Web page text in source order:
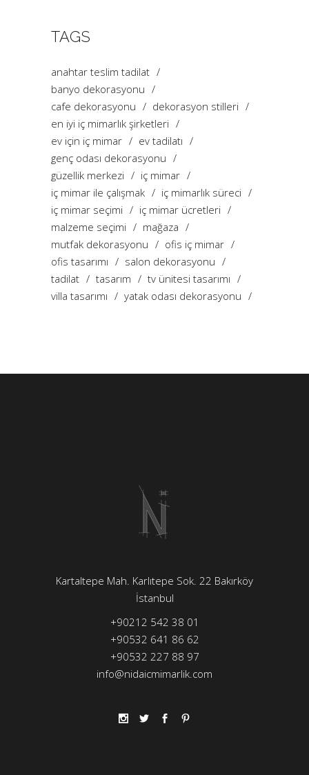
TAGS
anahtar teslim tadilat
banyo dekorasyonu
cafe dekorasyonu
dekorasyon stilleri
en iyi iç mimarlık şirketleri
ev için iç mimar
ev tadilatı
genç odası dekorasyonu
güzellik merkezi
iç mimar
iç mimar ile çalışmak
iç mimarlık süreci
iç mimar seçimi
iç mimar ücretleri
malzeme seçimi
mağaza
mutfak dekorasyonu
ofis iç mimar
ofis tasarımı
salon dekorasyonu
tadilat
tasarım
tv ünitesi tasarımı
villa tasarımı
yatak odası dekorasyonu
Kartaltepe Mah. Karlıtepe Sok. 22 Bakırköy
İstanbul
+90212 542 38 01
+90532 641 86 62
+90532 227 88 97
info@nidaicmimarlik.com